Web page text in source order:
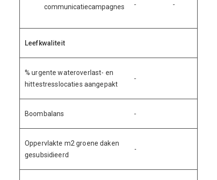
communicatiecampagnes
- -
Leefkwaliteit
% urgente wateroverlast- en
hittestresslocaties aangepakt
-
Boombalans -
Oppervlakte m2 groene daken
gesubsidieerd
-